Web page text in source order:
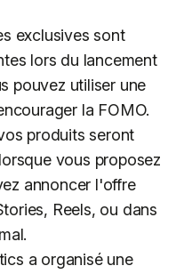
exclusives sont
lors du lancement
pouvez utiliser une
la FOMO.
produits seront
vous proposez
annoncer l'offre
Reels, ou dans
a organisé une